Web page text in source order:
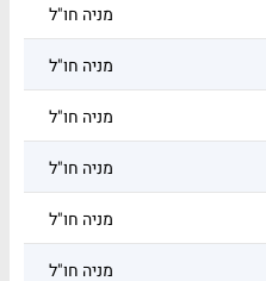
מניה חו"ל
מניה חו"ל
מניה חו"ל
מניה חו"ל
מניה חו"ל
מניה חו"ל